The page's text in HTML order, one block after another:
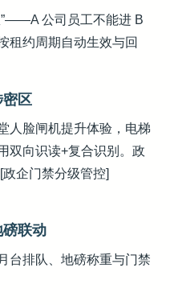
”——A 公司员工不能进 B
租约周期自动生效与回
密区
人脸闸机提升体验，电梯
双向识读+复合识别。政
企门禁分级管控]
联动
台排队、地磅称重与门禁